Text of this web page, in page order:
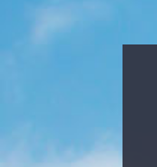
Spor